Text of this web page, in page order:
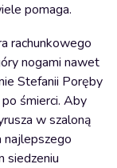
pomaga.
rachunkowego
nogami nawet
Stefanii Poręby
śmierci. Aby
w szaloną
najlepszego
siedzeniu